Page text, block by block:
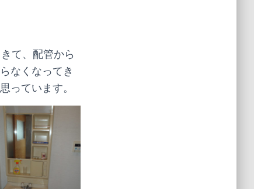
て、配管から
なくなってき
っています。